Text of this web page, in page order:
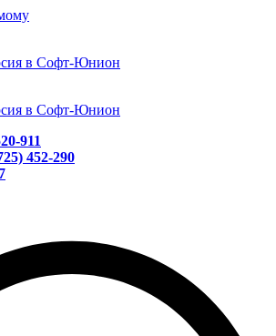
в Софт-Юнион
в Софт-Юнион
911
452-290